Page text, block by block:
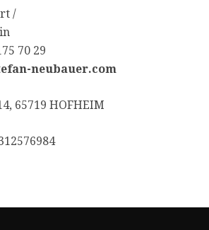
/
70 29
neubauer.com
65719 HOFHEIM